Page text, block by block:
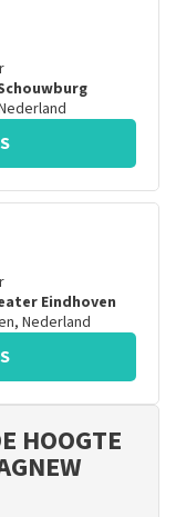
Eindhoven
, Nederland
HOOGTE